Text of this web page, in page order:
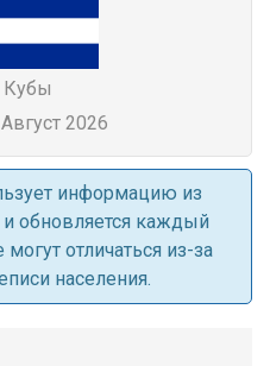
Кубы
2026
информацию из
обновляется каждый
отличаться из-за
населения.